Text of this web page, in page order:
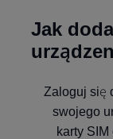
Jak
Zaloguj się
swojego
karty